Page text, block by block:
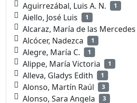
Aguirrezábal, Luis A. N. 1
Aiello, José Luis 1
Alcaraz, María de las Mercedes
Alcócer, Nadezca 1
Alegre, María C. 1
Alippe, María Victoria 1
Alleva, Gladys Edith 1
Alonso, Martín Raúl 3
Alonso, Sara Angela 3